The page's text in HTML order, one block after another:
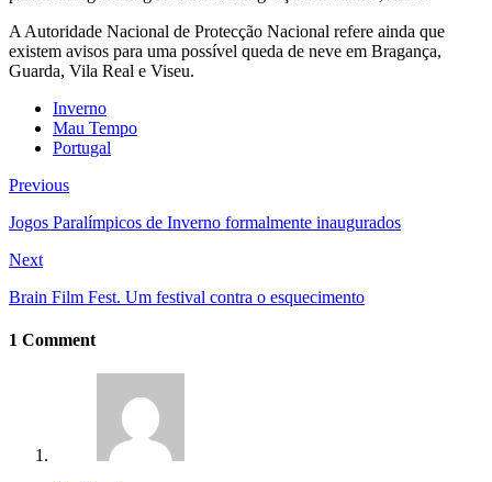
A Autoridade Nacional de Protecção Nacional refere ainda que
existem avisos para uma possível queda de neve em Bragança,
Guarda, Vila Real e Viseu.
Inverno
Mau Tempo
Portugal
Previous
Jogos Paralímpicos de Inverno formalmente inaugurados
Next
Brain Film Fest. Um festival contra o esquecimento
1 Comment